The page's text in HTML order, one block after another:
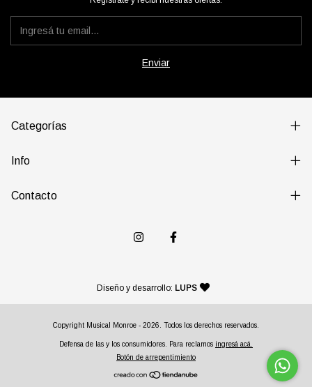
Categorías
Info
Contacto
Diseño y desarrollo: LUPS — agencia de diseño y
Copyright Musical Monroe - 2026. Todos los derechos reservados.
Defensa de las y los consumidores. Para reclamos ingresá acá.
Botón de arrepentimiento